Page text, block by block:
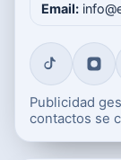
Email:
Publicidad
contactos se